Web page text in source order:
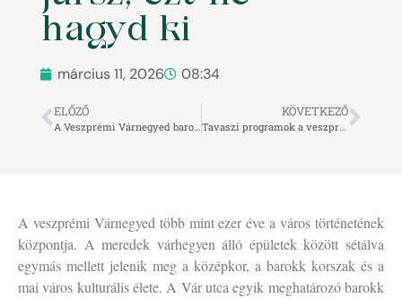
hagyd ki
március 11, 2026 08:34
ELŐZŐ
A Veszprémi Várnegyed barokk ékszerdoboza – fedezd fel a Biró–Giczey Házat és az Érseki Palota titkait!
KÖVETKEZŐ
Tavaszi programok a veszprémi Várnegyedben
A veszprémi Várnegyed több mint ezer éve a város történetének
központja. A meredek várhegyen álló épületek között sétálva
egymás mellett jelenik meg a középkor, a barokk korszak és a
mai város kulturális élete. A Vár utca egyik meghatározó barokk